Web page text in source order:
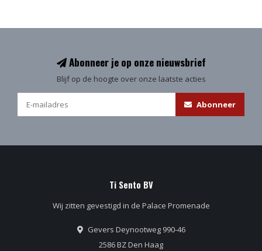
Abonneer je op onze nieuwsbrief
Blijf op de hoogte over onze laatste acties
Abonneer
Ti Sento BV
Wij zitten gevestigd in de Palace Promenade
Gevers Deynootweg 990-46
2586 BZ Den Haag